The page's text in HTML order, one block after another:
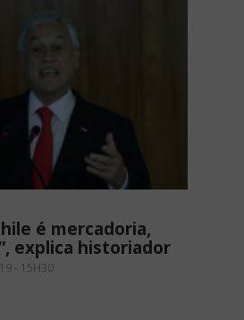
é mercadoria,
explica historiador
- 15H30